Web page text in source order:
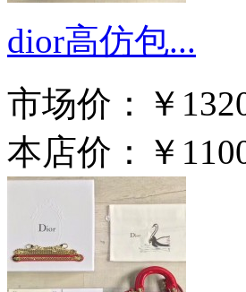
dior高仿包...
市场价：
￥
本店价：
￥